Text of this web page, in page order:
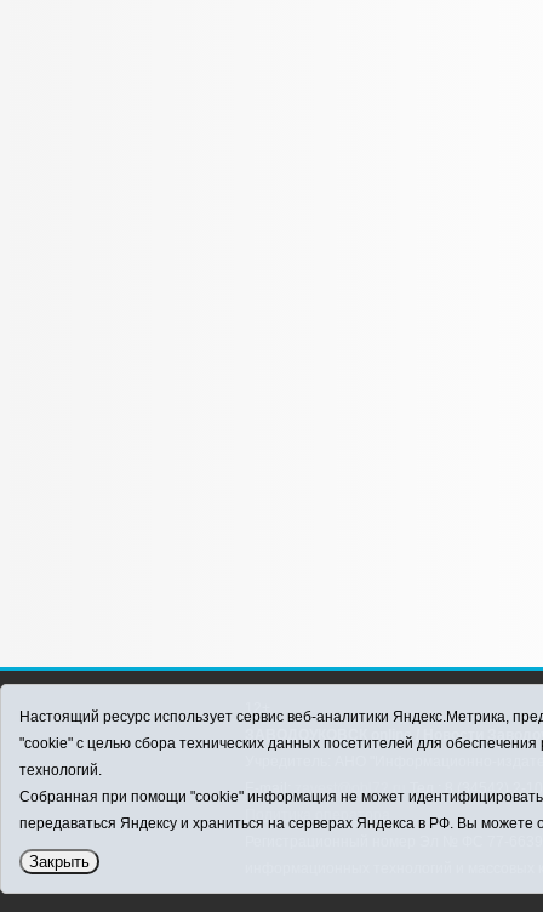
ЗАВОДОУКОВСК online / Новости
E-mail:
Тел.: 8 (34542) 2-
Политика оператора
Настоящий ресурс использует сервис веб-аналитики Яндекс.Метрика,
"cookie" с целью сбора технических данных посетителей для
технологий.
Собранная при помощи "cookie" информация не может
передаваться Яндексу и храниться на серверах Яндекса в РФ. Вы
Закрыть